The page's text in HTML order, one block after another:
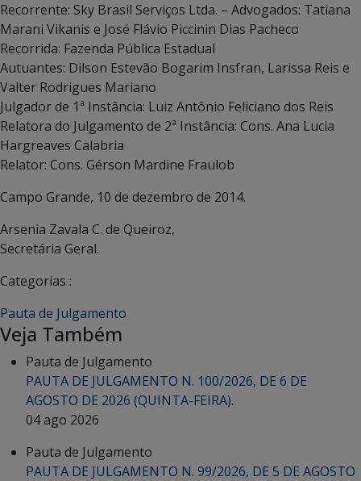
Recorrente: Sky Brasil Serviços Ltda. – Advogados: Tatiana
Marani Vikanis e José Flávio Piccinin Dias Pacheco
Recorrida: Fazenda Pública Estadual
Autuantes: Dilson Estevão Bogarim Insfran, Larissa Reis e
Valter Rodrigues Mariano
Julgador de 1ª Instância: Luiz Antônio Feliciano dos Reis
Relatora do Julgamento de 2ª Instância: Cons. Ana Lucia
Hargreaves Calabria
Relator: Cons. Gérson Mardine Fraulob
Campo Grande, 10 de dezembro de 2014.
Arsenia Zavala C. de Queiroz,
Secretária Geral.
Categorias :
Pauta de Julgamento
Veja Também
Pauta de Julgamento
PAUTA DE JULGAMENTO N. 100/2026, DE 6 DE
AGOSTO DE 2026 (QUINTA-FEIRA).
04 ago 2026
Pauta de Julgamento
PAUTA DE JULGAMENTO N. 99/2026, DE 5 DE AGOSTO